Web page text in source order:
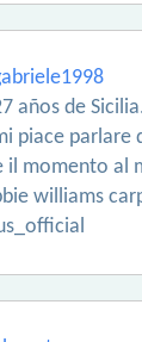
años de
piace parlare
il momento al
williams